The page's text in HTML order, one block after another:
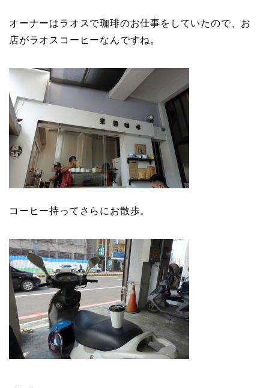
オーナーはラオスで珈琲のお仕事をしていたので、お
店がラオスコーヒーなんですね。
コーヒー持ってさらにお散歩。